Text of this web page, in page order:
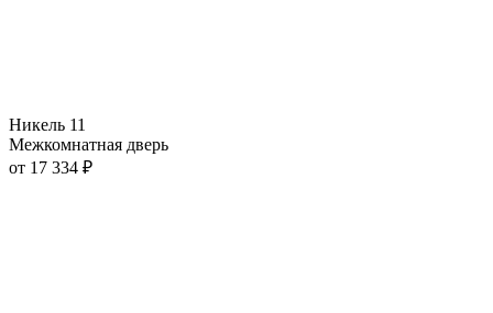
Никель 11
Межкомнатная дверь
от 17 334 ₽